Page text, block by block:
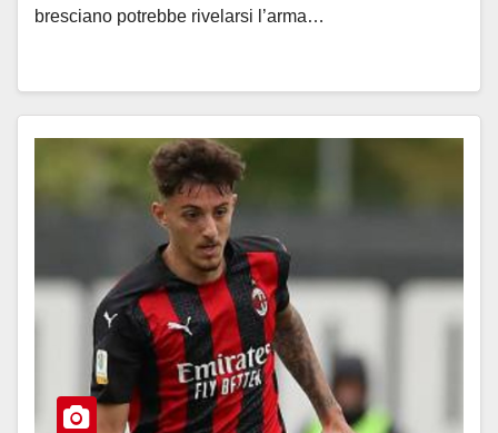
bresciano potrebbe rivelarsi l’arma…